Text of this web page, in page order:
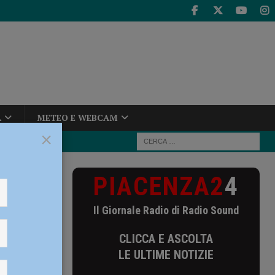
METEO E WEBCAM
fuoco
del
PIACENZA24
Il Giornale Radio di Radio Sound
CLICCA E ASCOLTA
LE ULTIME NOTIZIE
×